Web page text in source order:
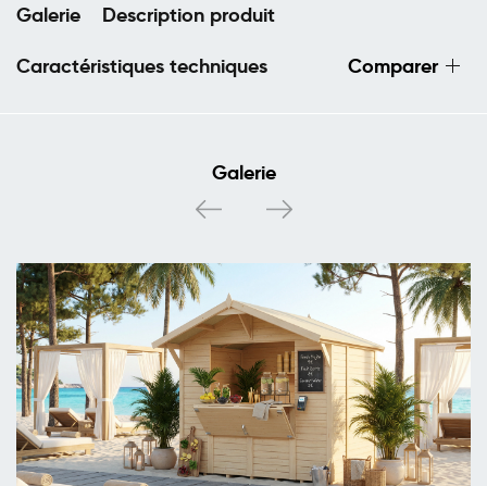
Galerie Description produit
Caractéristiques techniques Comparer
Galerie